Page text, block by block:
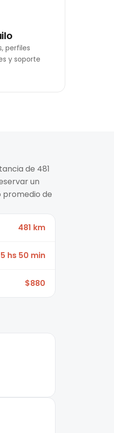
perfiles
y soporte
de 481
un
promedio de
481 km
5 hs 50 min
$880